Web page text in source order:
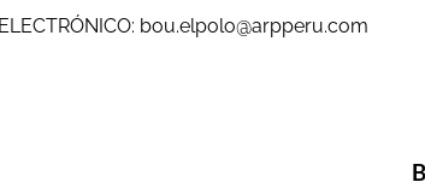
bou.elpolo@arpperu.com